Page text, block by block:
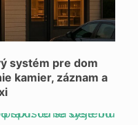
systém pre dom
kamier, záznam a